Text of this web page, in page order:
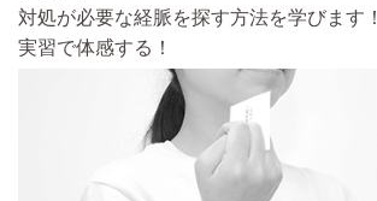
対処が必要な経脈を探す方法を学びます！
実習で体感する！